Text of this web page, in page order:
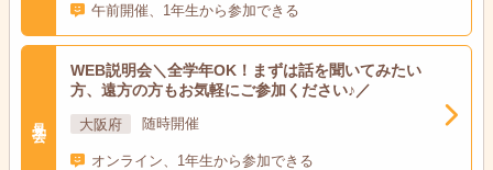
午前開催、1年生から参加できる
WEB説明会＼全学年OK！まずは話を聞いてみたい
方、遠方の方もお気軽にご参加ください♪／
大阪府 随時開催
オンライン、1年生から参加できる